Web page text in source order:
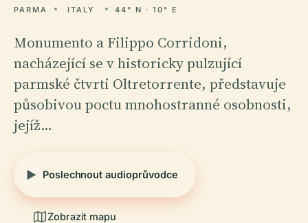
PARMA ITALY 44° N · 10° E
Monumento a Filippo Corridoni,
nacházející se v historicky pulzující
parmské čtvrti Oltretorrente, představuje
působivou poctu mnohostranné osobnosti,
jejíž…
Poslechnout audioprůvodce
Zobrazit mapu